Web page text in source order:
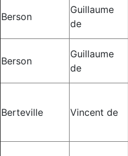
Berson
Guillaume
de
Berson
Guillaume
de
Berteville Vincent de